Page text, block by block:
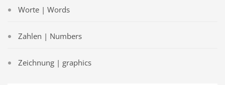
Worte | Words
Zahlen | Numbers
Zeichnung | graphics